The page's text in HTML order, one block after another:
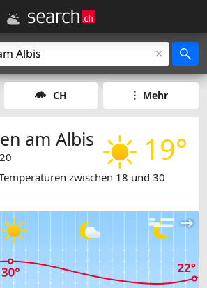
CH Mehr
19°
am Albis
zwischen 18 und 30